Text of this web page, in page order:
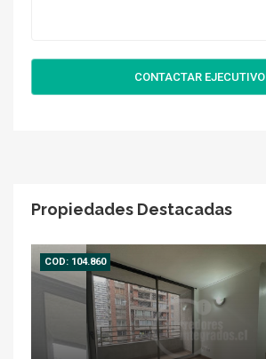
CONTACTAR EJECUTIVO
Propiedades Destacadas
COD: 104.860